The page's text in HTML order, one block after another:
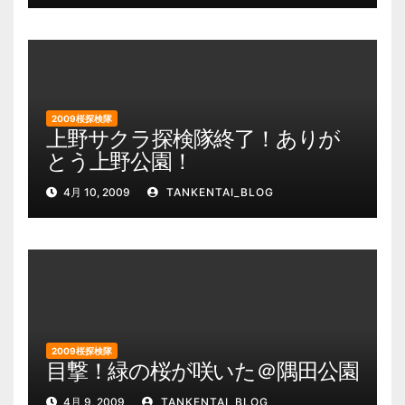
2009桜探検隊
上野サクラ探検隊終了！ありが
とう上野公園！
4月 10, 2009 TANKENTAI_BLOG
2009桜探検隊
目撃！緑の桜が咲いた＠隅田公園
4月 9, 2009 TANKENTAI_BLOG